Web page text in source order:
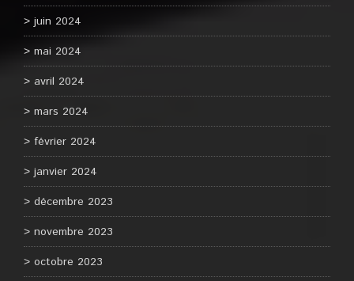
juin 2024
mai 2024
avril 2024
mars 2024
février 2024
janvier 2024
décembre 2023
novembre 2023
octobre 2023